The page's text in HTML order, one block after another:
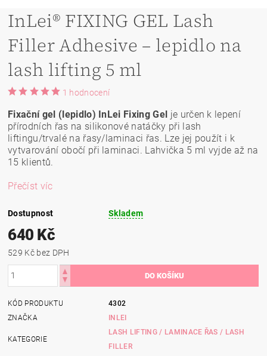
InLei® FIXING GEL Lash
Filler Adhesive – lepidlo na
lash lifting 5 ml
1 hodnocení
Fixační gel (lepidlo) InLei Fixing Gel je určen k lepení
přírodních řas na silikonové natáčky při lash
liftingu/trvalé na řasy/laminaci řas. Lze jej použít i k
vytvarování obočí při laminaci. Lahvička 5 ml vyjde až na
15 klientů.
Přečíst víc
Dostupnost Skladem
640 Kč
529 Kč bez DPH
KÓD PRODUKTU
4302
ZNAČKA
INLEI
KATEGORIE
LASH LIFTING / LAMINACE ŘAS / LASH
FILLER